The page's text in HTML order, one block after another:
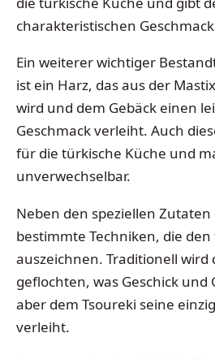
charakteristischen
Ein weiterer wichtiger
ist ein Harz, das aus der
wird und dem Gebäck einen
Geschmack verleiht. Auch
für die türkische Küche und
unverwechselbar.
Neben den speziellen Zutaten
bestimmte Techniken, die
auszeichnen. Traditionell wird
geflochten, was Geschick und
aber dem Tsoureki seine
verleiht.